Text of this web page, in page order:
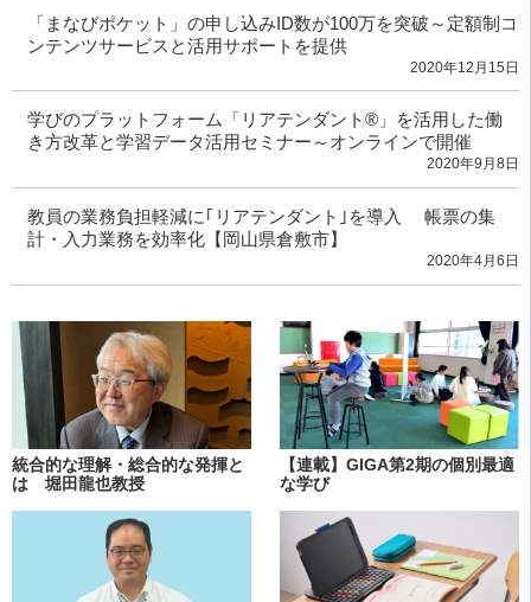
「まなびポケット」の申し込みID数が100万を突破～定額制コ
ンテンツサービスと活用サポートを提供
2020年12月15日
学びのプラットフォーム「リアテンダント®」を活用した働
き方改革と学習データ活用セミナー～オンラインで開催
2020年9月8日
教員の業務負担軽減に｢リアテンダント｣を導入 帳票の集
計・入力業務を効率化【岡山県倉敷市】
2020年4月6日
統合的な理解・総合的な発揮と
は 堀田龍也教授
【連載】GIGA第2期の個別最適
な学び